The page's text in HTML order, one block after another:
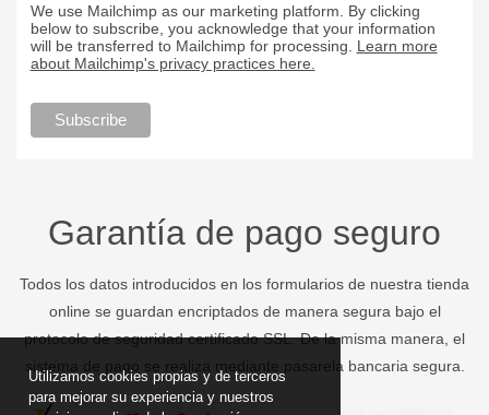
Utilizamos cookies propias y de terceros
para mejorar su experiencia y nuestros
We use Mailchimp as our marketing platform. By clicking
below to subscribe, you acknowledge that your information
will be transferred to Mailchimp for processing. Learn more
about Mailchimp's privacy practices here.
Garantía de pago seguro
Todos los datos introducidos en los formularios de nuestra tienda
online se guardan encriptados de manera segura bajo el
protocolo de seguridad certificado SSL. De la misma manera, el
sistema de pago se realiza mediante pasarela bancaria segura.